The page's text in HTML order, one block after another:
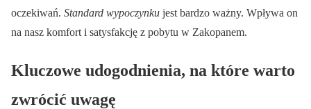
oczekiwań. Standard wypoczynku jest bardzo ważny. Wpływa on
na nasz komfort i satysfakcję z pobytu w Zakopanem.
Kluczowe udogodnienia, na które warto
zwrócić uwagę